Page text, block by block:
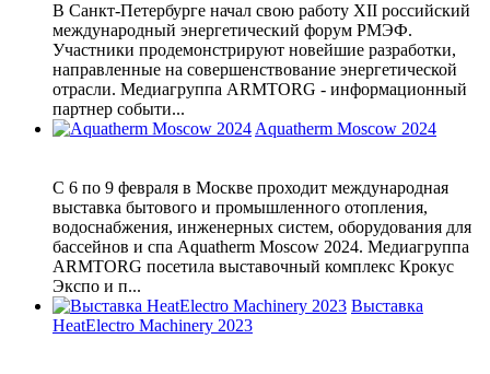
В Санкт-Петербурге начал свою работу XII российский
международный энергетический форум РМЭФ.
Участники продемонстрируют новейшие разработки,
направленные на совершенствование энергетической
отрасли. Медиагруппа ARMTORG - информационный
партнер событи...
Aquatherm Moscow 2024
С 6 по 9 февраля в Москве проходит международная
выставка бытового и промышленного отопления,
водоснабжения, инженерных систем, оборудования для
бассейнов и спа Aquatherm Moscow 2024. Медиагруппа
ARMTORG посетила выставочный комплекс Крокус
Экспо и п...
Выставка
HeatElectro Machinery 2023